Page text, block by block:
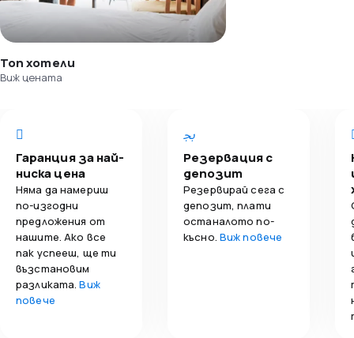
Топ хотели
Виж цената
Гаранция за най-
ниска цена
Няма да намериш
по-изгодни
предложения от
нашите. Ако все
пак успееш, ще ти
възстановим
разликата.Виж
повече
Резервация с
депозит
Резервирай сега с
депозит, плати
останалото по-
късно. Виж повече